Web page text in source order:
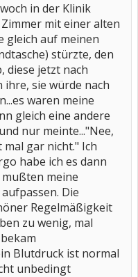
in der Klinik
mit einer alten
gleich auf meinen
stürzte, den
diese jetzt nach
sie würde nach
waren meine
gleich eine andere
nur meinte..."Nee,
gar nicht." Ich
habe ich es dann
meine
Die
Regelmäßigkeit
zu wenig, mal
Blutdruck ist normal
unbedingt